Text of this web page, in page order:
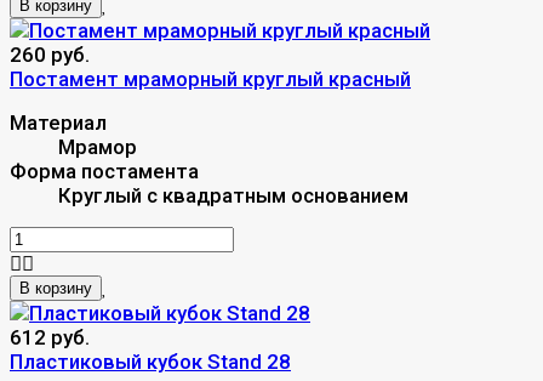
В корзину
260 руб.
Постамент мраморный круглый красный
Материал
Мрамор
Форма постамента
Круглый с квадратным основанием
В корзину
612 руб.
Пластиковый кубок Stand 28